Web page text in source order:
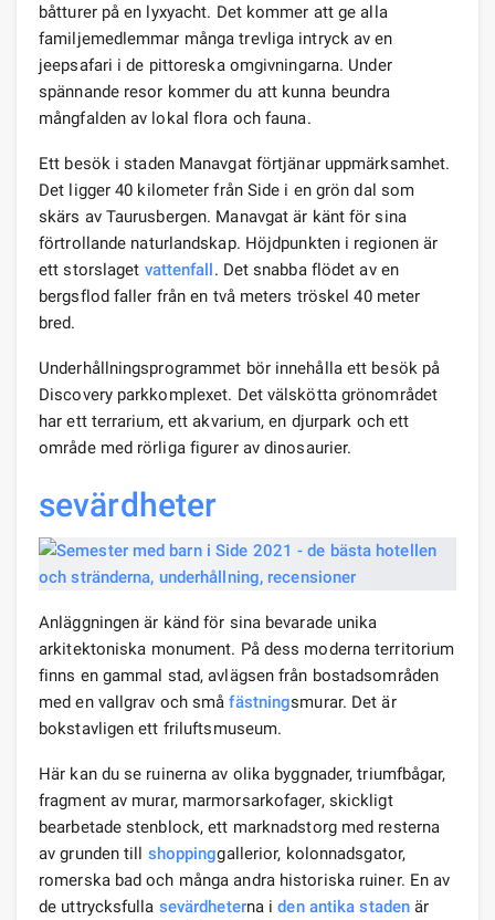
båtturer på en lyxyacht. Det kommer att ge alla
familjemedlemmar många trevliga intryck av en
jeepsafari i de pittoreska omgivningarna. Under
spännande resor kommer du att kunna beundra
mångfalden av lokal flora och fauna.
Ett besök i staden Manavgat förtjänar uppmärksamhet.
Det ligger 40 kilometer från Side i en grön dal som
skärs av Taurusbergen. Manavgat är känt för sina
förtrollande naturlandskap. Höjdpunkten i regionen är
ett storslaget vattenfall. Det snabba flödet av en
bergsflod faller från en två meters tröskel 40 meter
bred.
Underhållningsprogrammet bör innehålla ett besök på
Discovery parkkomplexet. Det välskötta grönområdet
har ett terrarium, ett akvarium, en djurpark och ett
område med rörliga figurer av dinosaurier.
sevärdheter
Anläggningen är känd för sina bevarade unika
arkitektoniska monument. På dess moderna territorium
finns en gammal stad, avlägsen från bostadsområden
med en vallgrav och småfästningsmurar. Det är
bokstavligen ett friluftsmuseum.
Här kan du se ruinerna av olika byggnader, triumfbågar,
fragment av murar, marmorsarkofager, skickligt
bearbetade stenblock, ett marknadstorg med resterna
av grunden till shoppinggallerior, kolonnadsgator,
romerska bad och många andra historiska ruiner. En av
de uttrycksfulla sevärdheterna iden antika staden är